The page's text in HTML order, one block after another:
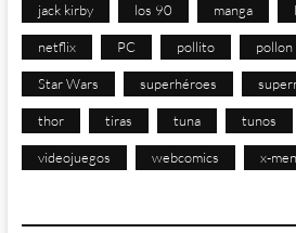
jack kirby los 90 manga
netflix PC pollito pollon
Star Wars superhéroes
thor tiras tuna tunos
videojuegos webcomics x-men